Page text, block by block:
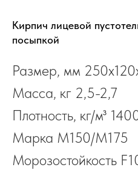
Кирпич лицевой
посыпкой
Размер, мм
Масса, кг 2,5-2,7
Плотность, кг/м³
Марка М150/M175
Морозостойкость